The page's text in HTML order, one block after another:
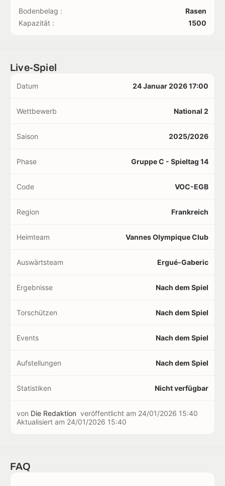
Bodenbelag :
Rasen
Kapazität :
1500
Live-Spiel
Datum 24 Januar 2026 17:00
Wettbewerb National 2
Saison 2025/2026
Phase Gruppe C - Spieltag 14
Code VOC-EGB
Region Frankreich
Heimteam Vannes Olympique Club
Auswärtsteam Ergué-Gaberic
Ergebnisse Nach dem Spiel
Torschützen Nach dem Spiel
Events Nach dem Spiel
Aufstellungen Nach dem Spiel
Statistiken Nicht verfügbar
von Die Redaktion veröffentlicht am 24/01/2026 15:40
Aktualisiert am 24/01/2026 15:40
FAQ